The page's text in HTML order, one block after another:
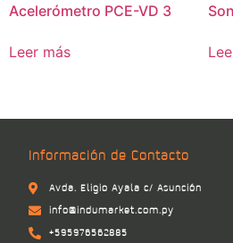
Acelerómetro PCE-VD 3
Leer más
Información de Contacto
Avda. Eligio Ayala c/ Asunción
info@indumarket.com.py
+595976562885